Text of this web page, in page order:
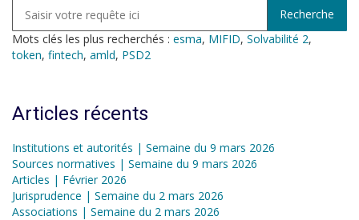
Mots clés les plus recherchés : esma, MIFID, Solvabilité 2,
token, fintech, amld, PSD2
Articles récents
Institutions et autorités | Semaine du 9 mars 2026
Sources normatives | Semaine du 9 mars 2026
Articles | Février 2026
Jurisprudence | Semaine du 2 mars 2026
Associations | Semaine du 2 mars 2026